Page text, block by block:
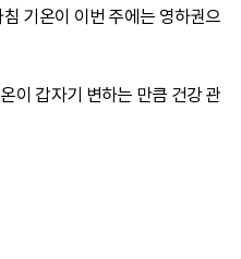
기온이 이번 주에는 영하권으
이 갑자기 변하는 만큼 건강 관